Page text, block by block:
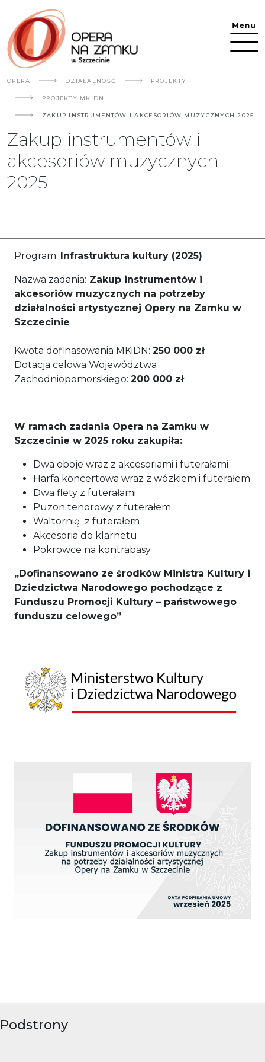
Przejdź do treści
OPERA DZIAŁALNOŚĆ PROJEKTY
PROJEKTY MKIDN
ZAKUP INSTRUMENTÓW I AKCESORIÓW MUZYCZNYCH 2025
Zakup instrumentów i
akcesoriów muzycznych
2025
Program: Infrastruktura kultury (2025)
Nazwa zadania: Zakup instrumentów i
akcesoriów muzycznych na potrzeby
działalności artystycznej Opery na Zamku w
Szczecinie
Kwota dofinasowania MKiDN: 250 000 zł
Dotacja celowa Województwa
Zachodniopomorskiego: 200 000 zł
W ramach zadania Opera na Zamku w
Szczecinie w 2025 roku zakupiła:
Dwa oboje wraz z akcesoriami i futerałami
Harfa koncertowa wraz z wózkiem i futerałem
Dwa flety z futerałami
Puzon tenorowy z futerałem
Waltornię z futerałem
Akcesoria do klarnetu
Pokrowce na kontrabasy
,,Dofinansowano ze środków Ministra Kultury i
Dziedzictwa Narodowego pochodzące z
Funduszu Promocji Kultury – państwowego
funduszu celowego”
Podstrony